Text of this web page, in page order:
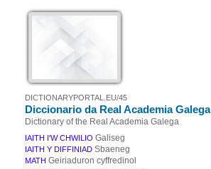
DICTIONARYPORTAL.EU/45
Diccionario da Real Academia Galega
Dictionary of the Real Academia Galega
IAITH I'W CHWILIO Galiseg
IAITH Y DIFFINIAD Sbaeneg
MATH Geiriaduron cyffredinol